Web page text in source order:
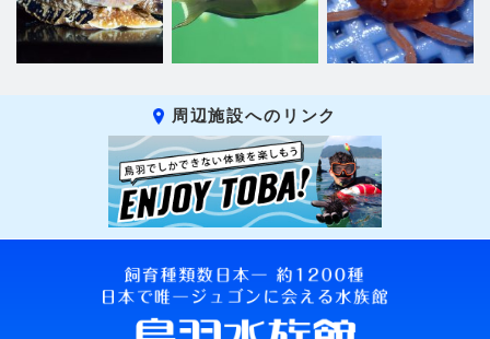
周辺施設へのリンク